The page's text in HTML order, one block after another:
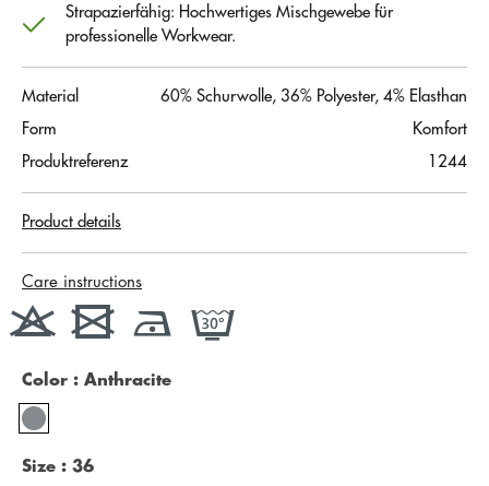
Strapazierfähig: Hochwertiges Mischgewebe für
professionelle Workwear.
Material
60% Schurwolle, 36% Polyester, 4% Elasthan
Form
Komfort
Produktreferenz
1244
Product details
Care instructions
Color : Anthracite
Size : 36